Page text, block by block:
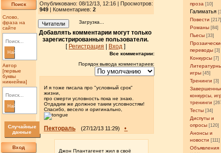
Поиск
Слово,
фраза на
сайте
Найти
Автор
[первые
буквы
никнейма]
Найти
Случайные
данные
Вход
проза [10]
Галиматья
Повести
Романы [84]
Пьесы [33]
переводы [3]
Конкурсы [7]
игры [45]
Тренинги [3]
конкурсы,
тренинги
Тесты [34]
Диспуты и
опросы [120]
Анонсы и
новости [111]
Объявления
Опубликовано: 08/12/13, 12:16 | Просмотров:
949| Комментариев: 2
Читатели Загрузка...
Добавлять комментарии могут только
зарегистрированные пользователи.
[ Регистрация Вход]
Все комментарии:
Порядок вывода комментариев:
И я тоже писала про "условный срок"
жизни,
про смерти условность пока не знаю.
Отдадим же должное таким условностям!
Спасибо, весело и оригинально,
Пектораль (27/12/13 11:29) •
Джон Плантагенет жил в своё